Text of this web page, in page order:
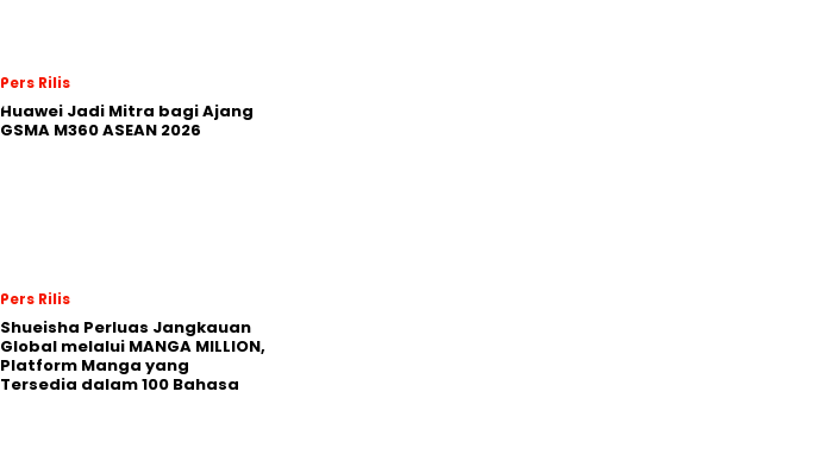
Pers Rilis
Huawei Jadi Mitra bagi Ajang
GSMA M360 ASEAN 2026
Pers Rilis
Shueisha Perluas Jangkauan
Global melalui MANGA MILLION,
Platform Manga yang
Tersedia dalam 100 Bahasa